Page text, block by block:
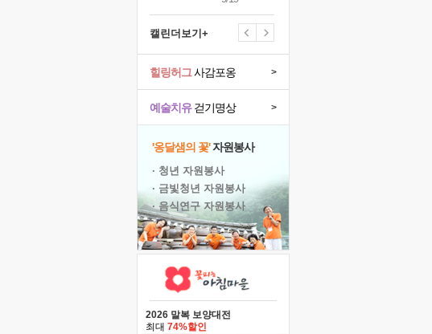
캘린더보기+
예술치유걷기명상 >
힐링허그사감포옹 >
'옹달샘의 꽃'자원봉사
· 청년 자원봉사
· 금빛청년 자원봉사
· 음식연구 자원봉사
2026 말복 보양대전
최대 74%할인